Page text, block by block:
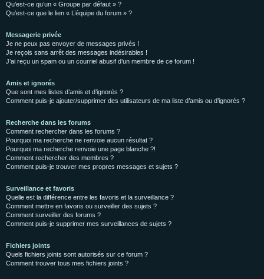
Qu’est-ce qu’un « Groupe par défaut » ?
Qu’est-ce que le lien « L’équipe du forum » ?
Messagerie privée
Je ne peux pas envoyer de messages privés !
Je reçois sans arrêt des messages indésirables !
J’ai reçu un spam ou un courriel abusif d’un membre de ce forum !
Amis et ignorés
Que sont mes listes d’amis et d’ignorés ?
Comment puis-je ajouter/supprimer des utilisateurs de ma liste d’amis ou d’ignorés ?
Recherche dans les forums
Comment rechercher dans les forums ?
Pourquoi ma recherche ne renvoie aucun résultat ?
Pourquoi ma recherche renvoie une page blanche ?!
Comment rechercher des membres ?
Comment puis-je trouver mes propres messages et sujets ?
Surveillance et favoris
Quelle est la différence entre les favoris et la surveillance ?
Comment mettre en favoris ou surveiller des sujets ?
Comment surveiller des forums ?
Comment puis-je supprimer mes surveillances de sujets ?
Fichiers joints
Quels fichiers joints sont autorisés sur ce forum ?
Comment trouver tous mes fichiers joints ?